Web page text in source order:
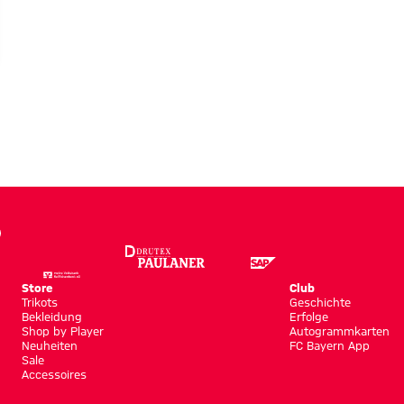
Store
Trikots
Bekleidung
Shop by Player
Neuheiten
Sale
Accessoires
Club
Geschichte
Erfolge
Autogrammkarten
FC Bayern App